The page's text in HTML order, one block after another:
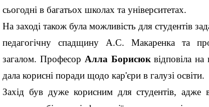
сьогодні в багатьох школах та університетах.
На заході також була можливість для студентів
педагогічну спадщину А.С. Макаренка та
загалом. Професор Алла Борисюквідповіла на
дала корисні поради щодо кар'єри в галузі освіти.
Захід був дуже корисним для студентів, адже